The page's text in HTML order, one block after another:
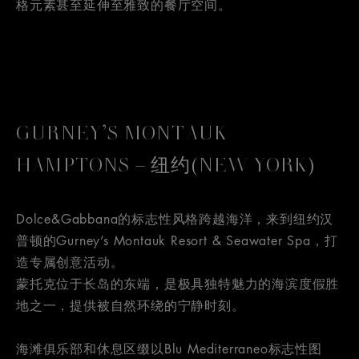
格元素甚至延伸至雅致的餐厅空间。
GURNEY’S MONTAUK
HAMPTONS – 纽约(NEW YORK)
Dolce&Gabbana的标志性风格跨越海洋，来到纽约汉
普顿的Gurney’s Montauk Resort & Seawater Spa，打
造专属创意活动。
蒙托克位于长岛的东端，是极具独特魅力的海滨度假胜
地之一，提供被自然环绕的宁静时刻。
海滩俱乐部和休息区缀以Blu Mediterraneo标志性图